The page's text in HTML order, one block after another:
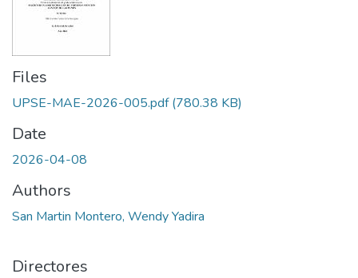
Files
UPSE-MAE-2026-005.pdf(780.38 KB)
Date
2026-04-08
Authors
San Martin Montero, Wendy Yadira
Directores